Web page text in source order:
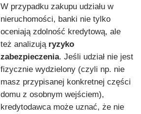
W przypadku zakupu udziału w
nieruchomości, banki nie tylko
oceniają zdolność kredytową, ale
też analizują ryzyko
zabezpieczenia. Jeśli udział nie jest
fizycznie wydzielony (czyli np. nie
masz przypisanej konkretnej części
domu z osobnym wejściem),
kredytodawca może uznać, że nie